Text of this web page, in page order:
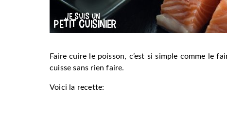
Faire cuire le poisson, c’est si simple comme le
cuisse sans rien faire.
Voici la recette: